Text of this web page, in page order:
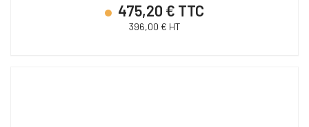
475,20 € TTC
396,00 € HT